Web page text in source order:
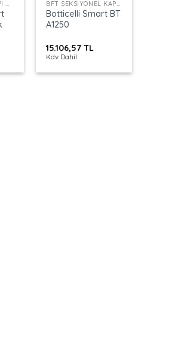
Botticelli Smart BT
A1250
15.106,57TL
Kdv Dahil